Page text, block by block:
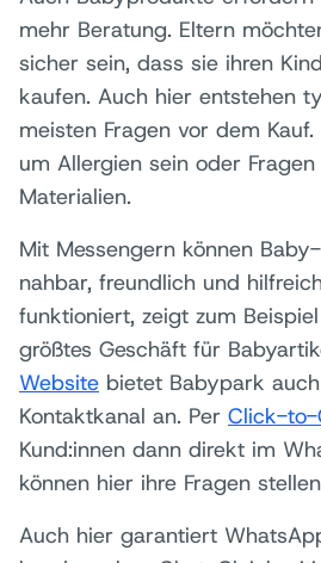
mehr Beratung. Eltern
sicher sein, dass sie ihren
kaufen. Auch hier entstehen
meisten Fragen vor dem
um Allergien sein oder
Materialien.
Mit Messengern können
nahbar, freundlich und
funktioniert, zeigt zum
größtes Geschäft für
Website bietet Babypark
Kontaktkanal an. Per Click-to-
Kund:innen dann direkt im
können hier ihre Fragen
Auch hier garantiert